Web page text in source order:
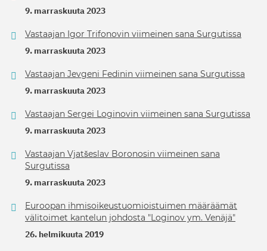
9. marraskuuta 2023
Vastaajan Igor Trifonovin viimeinen sana Surgutissa
9. marraskuuta 2023
Vastaajan Jevgeni Fedinin viimeinen sana Surgutissa
9. marraskuuta 2023
Vastaajan Sergei Loginovin viimeinen sana Surgutissa
9. marraskuuta 2023
Vastaajan Vjatšeslav Boronosin viimeinen sana
Surgutissa
9. marraskuuta 2023
Euroopan ihmisoikeustuomioistuimen määräämät
välitoimet kantelun johdosta "Loginov ym. Venäjä"
26. helmikuuta 2019